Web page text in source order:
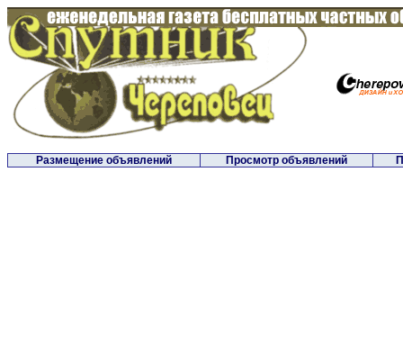
Размещение объявлений Просмотр объявлений